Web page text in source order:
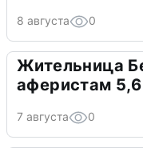
8 августа 0
Жительница
аферистам
7 августа 0